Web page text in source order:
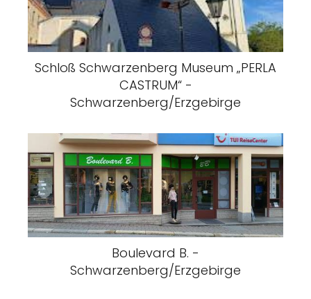
Schloß Schwarzenberg Museum „PERLA
CASTRUM“ -
Schwarzenberg/Erzgebirge
Boulevard B. -
Schwarzenberg/Erzgebirge